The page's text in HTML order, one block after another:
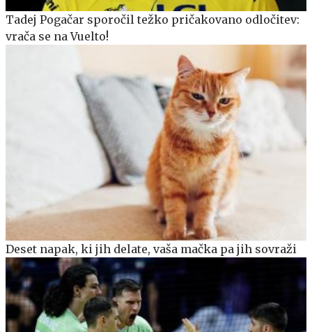
Tadej Pogačar sporočil težko pričakovano odločitev:
vrača se na Vuelto!
Deset napak, ki jih delate, vaša mačka pa jih sovraži